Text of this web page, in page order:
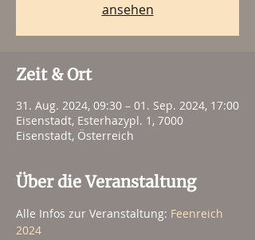
ansehen
Zeit & Ort
31. Aug. 2024, 09:30 – 01. Sep. 2024, 17:00
Eisenstadt, Esterhazypl. 1, 7000
Eisenstadt, Österreich
Über die Veranstaltung
Alle Infos zur Veranstaltung: Feenreich
2024